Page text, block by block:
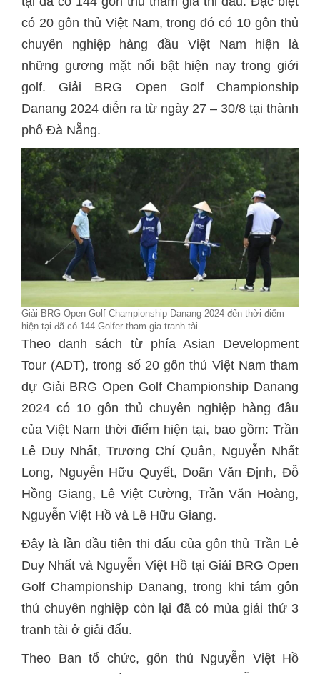
có 20 gôn thủ Việt Nam, trong đó có 10 gôn thủ
chuyên nghiệp hàng đầu Việt Nam hiện là
những gương mặt nổi bật hiện nay trong giới
golf. Giải BRG Open Golf Championship
Danang 2024 diễn ra từ ngày 27 – 30/8 tại thành
phố Đà Nẵng.
Giải BRG Open Golf Championship Danang 2024 đến thời điểm
hiện tại đã có 144 Golfer tham gia tranh tài.
Theo danh sách từ phía Asian Development
Tour (ADT), trong số 20 gôn thủ Việt Nam tham
dự Giải BRG Open Golf Championship Danang
2024 có 10 gôn thủ chuyên nghiệp hàng đầu
của Việt Nam thời điểm hiện tại, bao gồm: Trần
Lê Duy Nhất, Trương Chí Quân, Nguyễn Nhất
Long, Nguyễn Hữu Quyết, Doãn Văn Định, Đỗ
Hồng Giang, Lê Việt Cường, Trần Văn Hoàng,
Nguyễn Việt Hồ và Lê Hữu Giang.
Đây là lần đầu tiên thi đấu của gôn thủ Trần Lê
Duy Nhất và Nguyễn Việt Hồ tại Giải BRG Open
Golf Championship Danang, trong khi tám gôn
thủ chuyên nghiệp còn lại đã có mùa giải thứ 3
tranh tài ở giải đấu.
Theo Ban tổ chức, gôn thủ Nguyễn Việt Hồ